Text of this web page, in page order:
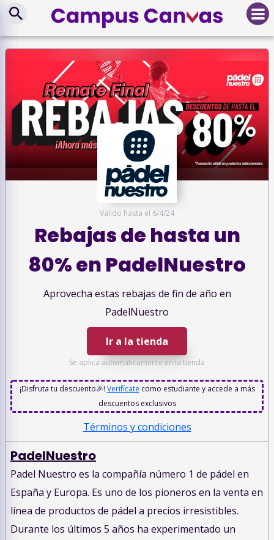
Válido hasta el 6/4/24
Rebajas de hasta un
80% en PadelNuestro
Aprovecha estas rebajas de fin de año en
PadelNuestro
Ir a la tienda
Se aplica automaticamente en la tienda
¡Disfruta tu descuento🎉! Verifícate como estudiante y accede a más
descuentos exclusivos
Términos y condiciones
PadelNuestro
Padel Nuestro es la compañía número 1 de pádel en
España y Europa. Es uno de los pioneros en la venta en
línea de productos de pádel a precios irresistibles.
Durante los últimos 5 años ha experimentado un